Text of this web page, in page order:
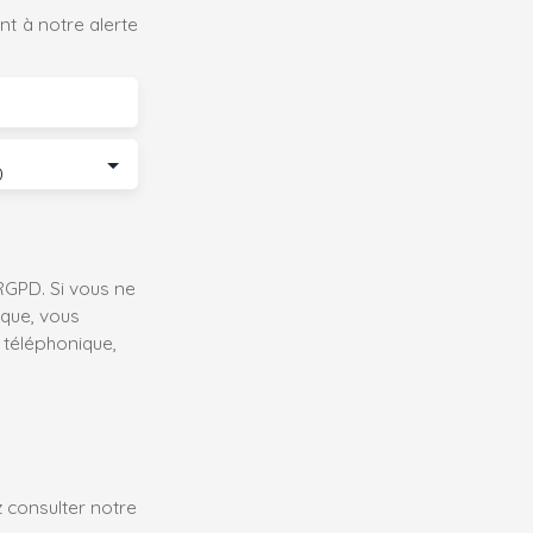
à notre alerte
Si vous ne
vous
consulter notre